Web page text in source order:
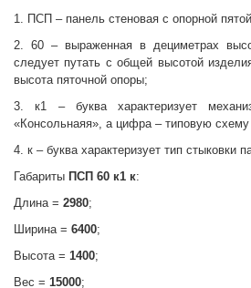
1. ПСП – панель стеновая с опорной
2. 60 – выраженная в дециметрах
следует путать с общей высотой
высота пяточной опоры;
3. к1 – буква характеризует
«Консольнаяя», а цифра – типовую схему
4. к – буква характеризует тип стыковки
Габариты ПСП 60 к1 к:
Длина = 2980;
Ширина = 6400;
Высота = 1400;
Вес = 15000;